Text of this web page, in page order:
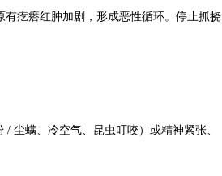
疙瘩红肿加剧，形成恶性循环。停止抓挠
尘螨、冷空气、昆虫叮咬）或精神紧张、